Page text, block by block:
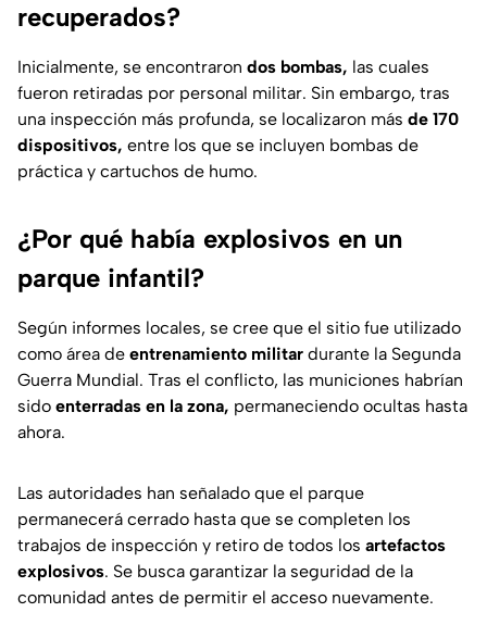
recuperados?
Inicialmente, se encontraron dos bombas, las cuales
fueron retiradas por personal militar. Sin embargo, tras
una inspección más profunda, se localizaron más de 170
dispositivos, entre los que se incluyen bombas de
práctica y cartuchos de humo.
¿Por qué había explosivos en un
parque infantil?
Según informes locales, se cree que el sitio fue utilizado
como área de entrenamiento militar durante la Segunda
Guerra Mundial. Tras el conflicto, las municiones habrían
sido enterradas en la zona, permaneciendo ocultas hasta
ahora.
Las autoridades han señalado que el parque
permanecerá cerrado hasta que se completen los
trabajos de inspección y retiro de todos los artefactos
explosivos. Se busca garantizar la seguridad de la
comunidad antes de permitir el acceso nuevamente.